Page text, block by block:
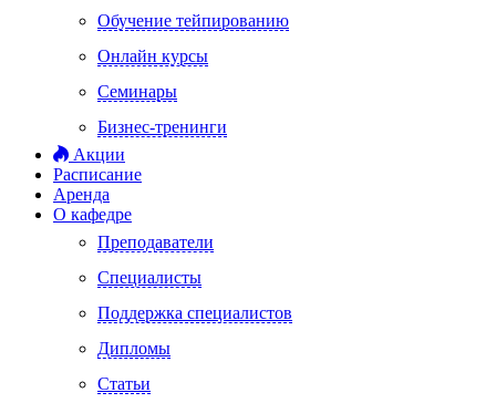
Обучение тейпированию
Онлайн курсы
Семинары
Бизнес-тренинги
Акции
Расписание
Аренда
О кафедре
Преподаватели
Специалисты
Поддержка специалистов
Дипломы
Статьи